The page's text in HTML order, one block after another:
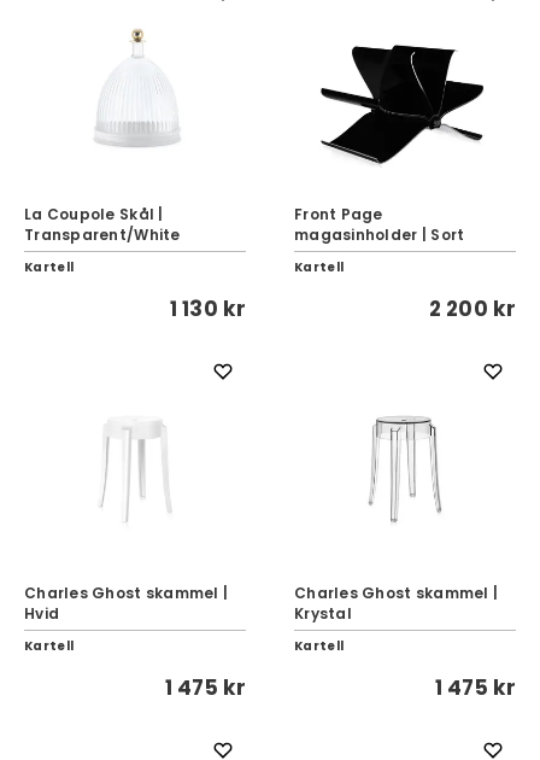
La Coupole Skål |
Transparent/White
Kartell
1 130 kr
Front Page
magasinholder | Sort
Kartell
2 200 kr
Charles Ghost skammel |
Hvid
Kartell
1 475 kr
Charles Ghost skammel |
Krystal
Kartell
1 475 kr